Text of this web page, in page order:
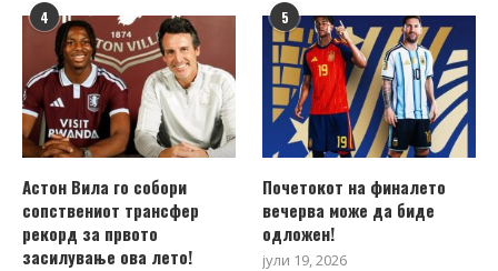
4
Астон Вила го собори
сопствениот трансфер
рекорд за првото
засилување ова лето!
5
Почетокот на финалето
вечерва може да биде
одложен!
јули 19, 2026